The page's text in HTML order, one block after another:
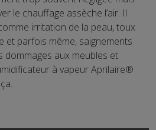
le chauffage assèche l’air. Il
irritation de la peau, toux
et parfois même, saignements
dommages aux meubles et
à vapeur Aprilaire®